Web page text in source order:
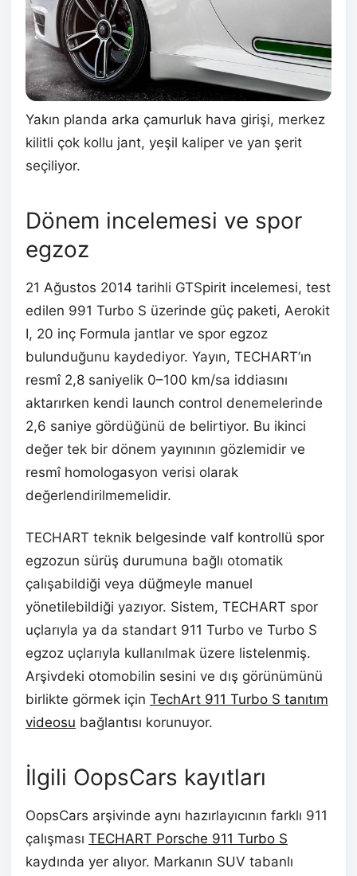
Yakın planda arka çamurluk hava girişi, merkez
kilitli çok kollu jant, yeşil kaliper ve yan şerit
seçiliyor.
Dönem incelemesi ve spor
egzoz
21 Ağustos 2014 tarihli GTSpirit incelemesi, test
edilen 991 Turbo S üzerinde güç paketi, Aerokit
I, 20 inç Formula jantlar ve spor egzoz
bulunduğunu kaydediyor. Yayın, TECHART’ın
resmî 2,8 saniyelik 0–100 km/sa iddiasını
aktarırken kendi launch control denemelerinde
2,6 saniye gördüğünü de belirtiyor. Bu ikinci
değer tek bir dönem yayınının gözlemidir ve
resmî homologasyon verisi olarak
değerlendirilmemelidir.
TECHART teknik belgesinde valf kontrollü spor
egzozun sürüş durumuna bağlı otomatik
çalışabildiği veya düğmeyle manuel
yönetilebildiği yazıyor. Sistem, TECHART spor
uçlarıyla ya da standart 911 Turbo ve Turbo S
egzoz uçlarıyla kullanılmak üzere listelenmiş.
Arşivdeki otomobilin sesini ve dış görünümünü
birlikte görmek için TechArt 911 Turbo S tanıtım
videosu bağlantısı korunuyor.
İlgili OopsCars kayıtları
OopsCars arşivinde aynı hazırlayıcının farklı 911
çalışması TECHART Porsche 911 Turbo S
kaydında yer alıyor. Markanın SUV tabanlı